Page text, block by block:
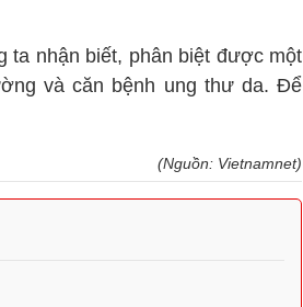
ta nhận biết, phân biệt được một
và căn bệnh ung thư da. Để
(Nguồn: Vietnamnet)